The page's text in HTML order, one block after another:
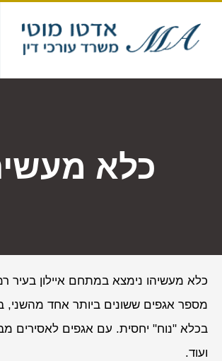
כלא
כלא מעשיהו נימצא במתחם איילון בעיר
מספר אגפים ששונים ביותר אחד מהשני,
בכלא "נוח" יחסית. עם אגפים לאסירים
ועוד.